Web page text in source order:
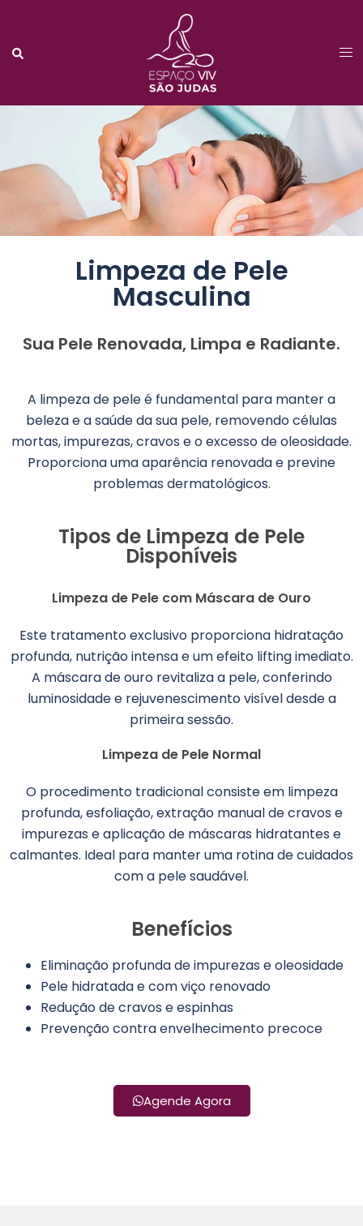
Limpeza de Pele
Masculina
Sua Pele Renovada, Limpa e Radiante.
A limpeza de pele é fundamental para manter a
beleza e a saúde da sua pele, removendo células
mortas, impurezas, cravos e o excesso de oleosidade.
Proporciona uma aparência renovada e previne
problemas dermatológicos.
Tipos de Limpeza de Pele
Disponíveis
Limpeza de Pele com Máscara de Ouro
Este tratamento exclusivo proporciona hidratação
profunda, nutrição intensa e um efeito lifting imediato.
A máscara de ouro revitaliza a pele, conferindo
luminosidade e rejuvenescimento visível desde a
primeira sessão.
Limpeza de Pele Normal
O procedimento tradicional consiste em limpeza
profunda, esfoliação, extração manual de cravos e
impurezas e aplicação de máscaras hidratantes e
calmantes. Ideal para manter uma rotina de cuidados
com a pele saudável.
Benefícios
Eliminação profunda de impurezas e oleosidade
Pele hidratada e com viço renovado
Redução de cravos e espinhas
Prevenção contra envelhecimento precoce
Agende Agora